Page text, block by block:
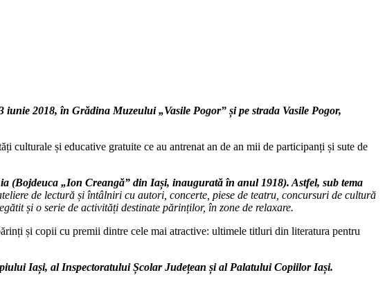
iunie 2018, în Grădina Muzeului „Vasile Pogor” și pe strada Vasile Pogor,
culturale și educative gratuite ce au antrenat an de an mii de participanți și sute de
(Bojdeuca „Ion Creangă” din Iași, inaugurată în anul 1918). Astfel, sub tema
de lectură și întâlniri cu autori, concerte, piese de teatru, concursuri de cultură
și o serie de activități destinate părinților, în zone de relaxare.
și copii cu premii dintre cele mai atractive: ultimele titluri din literatura pentru
Iași, al Inspectoratului Școlar Județean și al Palatului Copiilor Iași.